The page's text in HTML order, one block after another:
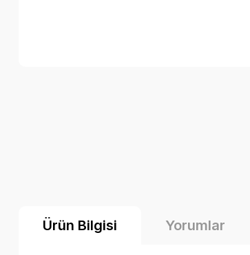
Ürün Bilgisi Yorumlar